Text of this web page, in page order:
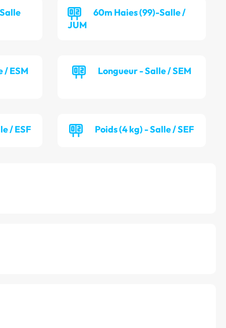
60m Haies (99)-Salle /
JUM
/ ESM Longueur - Salle / SEM
/ ESF Poids (4 kg) - Salle / SEF